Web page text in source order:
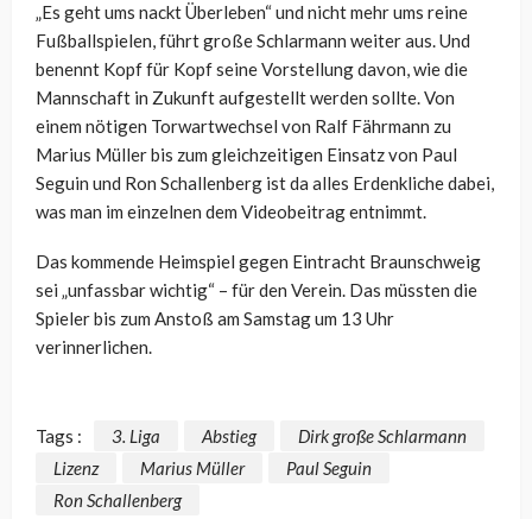
„Es geht ums nackt Überleben“ und nicht mehr ums reine
Fußballspielen, führt große Schlarmann weiter aus. Und
benennt Kopf für Kopf seine Vorstellung davon, wie die
Mannschaft in Zukunft aufgestellt werden sollte. Von
einem nötigen Torwartwechsel von Ralf Fährmann zu
Marius Müller bis zum gleichzeitigen Einsatz von Paul
Seguin und Ron Schallenberg ist da alles Erdenkliche dabei,
was man im einzelnen dem Videobeitrag entnimmt.
Das kommende Heimspiel gegen Eintracht Braunschweig
sei „unfassbar wichtig“ – für den Verein. Das müssten die
Spieler bis zum Anstoß am Samstag um 13 Uhr
verinnerlichen.
Tags : 3. Liga Abstieg
Dirk große Schlarmann
Lizenz
Marius Müller
Paul Seguin
Ron Schallenberg